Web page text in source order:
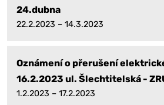
24.dubna
22.2.2023 – 14.3.2023
Oznámení o přerušení
16.2.2023 ul. Šlechtitelská -
1.2.2023 – 17.2.2023